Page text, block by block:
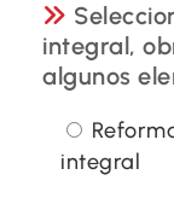
integral,
algunos
integral